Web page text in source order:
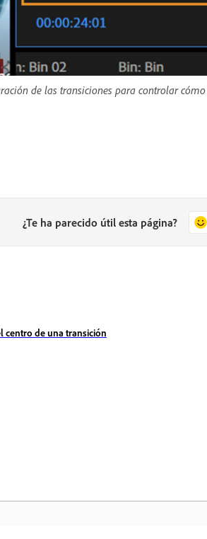
de las transiciones para controlar
¿Te ha parecido útil esta página?
centro de una transición